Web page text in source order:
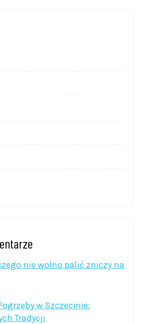
nie wolno palić zniczy na
w Szczecinie:
Tradycji